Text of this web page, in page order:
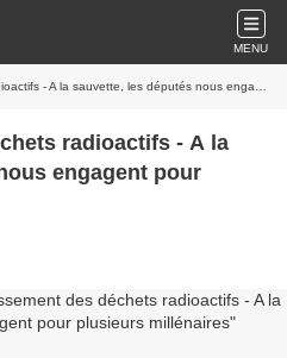
MENU
les députés nous engagent pour plusieurs millénaires
radioactifs - A la
engagent pour